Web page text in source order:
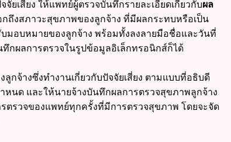
ยเสี่ยง ให้แพทย์ผู้ตรวจบันทึกรายละเอียดเกี่ยวกับผล
ถึงสภาวะสุขภาพของลูกจ้าง ที่มีผลกระทบหรือเป็น
มอบหมายของลูกจ้าง พร้อมทั้งลงลายมือชื่อและวันที่
กผลการตรวจในรูปข้อมูลอิเล็กทรอนิกส์ก็ได้
ลูกจ้างซึ่งทำงานเกี่ยวกับปัจจัยเสี่ยง ตามแบบที่อธิบดี
หนด และให้นายจ้างบันทึกผลการตรวจสุขภาพลูกจ้าง
ตรวจของแพทย์ทุกครั้งที่มีการตรวจสุขภาพ โดยจะจัด